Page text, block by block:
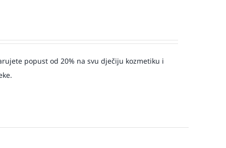
popust od 20% na svu dječiju kozmetiku i